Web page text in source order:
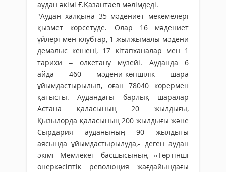
аудан әкімі Ғ.Қазантаев мәлімдеді.
"Аудан халқына 35 мәдениет мекемелері
қызмет көрсетуде. Олар 16 мәдениет
үйлері мен клубтар, 1 жылжымалы мәдени
демалыс кешені, 17 кітапханалар мен 1
тарихи – өлкетану музейі. Ауданда 6
айда 460 мәдени-көпшілік шара
ұйымдастырылып, оған 78040 көрермен
қатысты. Аудандағы барлық шаралар
Астана қаласының 20 жылдығы,
Қызылорда қаласының 200 жылдығы және
Сырдария ауданының 90 жылдығы
аясында ұйымдастырылуда,- деген аудан
әкімі Мемлекет басшысының «Төртінші
өнеркәсіптік революция жағдайындағы